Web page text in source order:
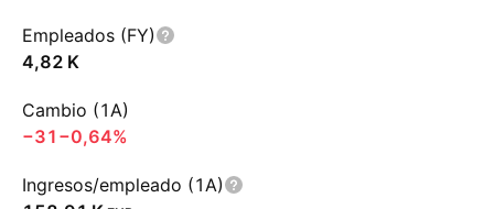
Empleados (FY)
‪4,82 K‬
Cambio (1A)
−31 −0,64%
Ingresos/empleado (1A)